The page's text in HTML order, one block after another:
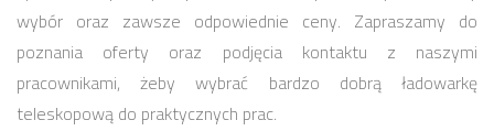
wybór oraz zawsze odpowiednie ceny. Zapraszamy do
poznania oferty oraz podjęcia kontaktu z naszymi
pracownikami, żeby wybrać bardzo dobrą ładowarkę
teleskopową do praktycznych prac.